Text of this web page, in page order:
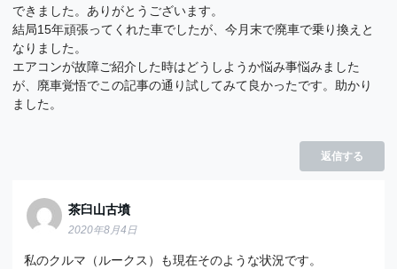
できました。ありがとうございます。
結局15年頑張ってくれた車でしたが、今月末で廃車で乗り換えと
なりました。
エアコンが故障ご紹介した時はどうしようか悩み事悩みました
が、廃車覚悟でこの記事の通り試してみて良かったです。助かり
ました。
返信する
茶臼山古墳
2020年8月4日
私のクルマ（ルークス）も現在そのような状況です。